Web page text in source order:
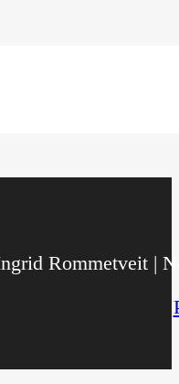
Rommetveit |